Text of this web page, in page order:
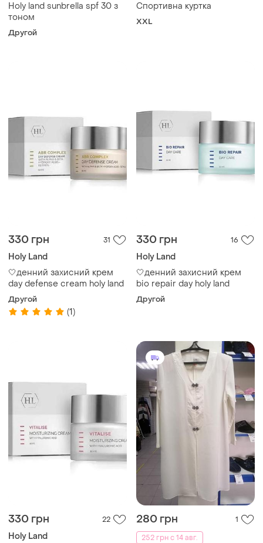
Holy land sunbrella spf 30 з
тоном
Другой
Спортивна куртка
XXL
330 грн 31
Holy Land
🤍денний захисний крем
day defense cream holy land
Другой
(1)
330 грн 16
Holy Land
🤍денний захисний крем
bio repair day holy land
Другой
330 грн 22
Holy Land
280 грн
1
252 грн с 14 авг.